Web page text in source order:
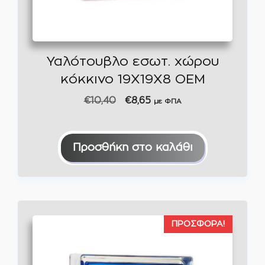
Υαλότουβλο εσωτ. χώρου
κόκκινο 19X19X8 ΟΕΜ
€10,40
Original
was:
€10,40.
€8,65Η
τιμή
είναι:
με ΦΠΑ
Προσθήκη στο καλάθι
ΠΡΟΣΦΟΡΆ!